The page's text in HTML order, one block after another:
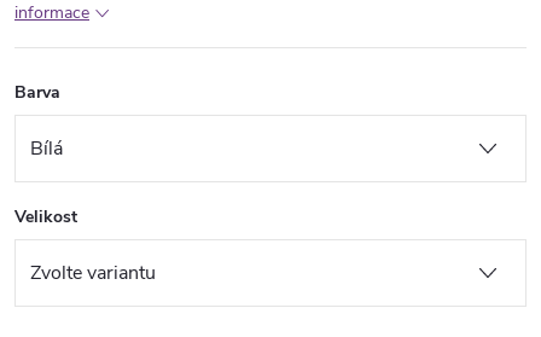
informace
Barva
Velikost